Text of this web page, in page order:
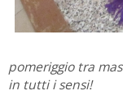
pomeriggio tra
in tutti i sensi!